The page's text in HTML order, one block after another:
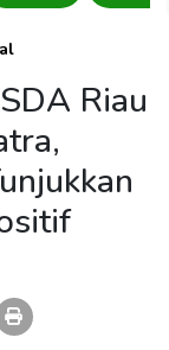
Riau